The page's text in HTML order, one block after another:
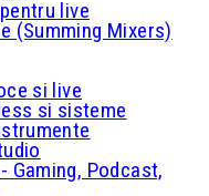
live
(Summing Mixers)
si live
si sisteme
Gaming, Podcast,